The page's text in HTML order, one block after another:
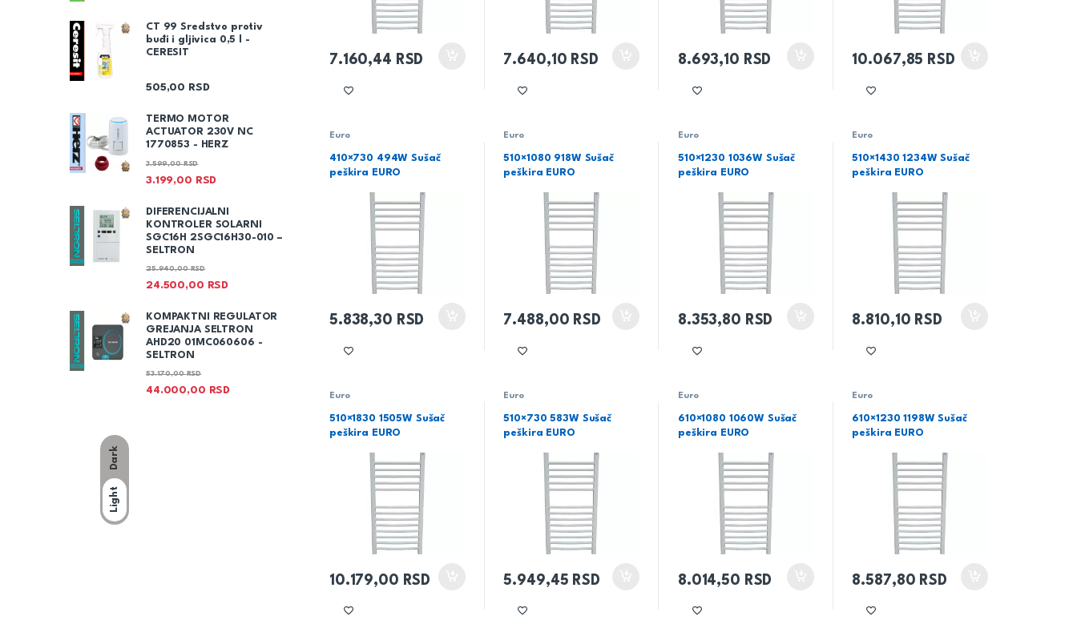
Dark
Light
7.160,44 RSD 7.640,10 RSD 8.693,10 RSD 10.067,85 RSD
Euro
410×730 494W Sušač
peškira EURO
5.838,30 RSD
Euro
510×1080 918W Sušač
peškira EURO
7.488,00 RSD
Euro
510×1230 1036W Sušač
peškira EURO
8.353,80 RSD
Euro
510×1430 1234W Sušač
peškira EURO
8.810,10 RSD
Euro
510×1830 1505W Sušač
peškira EURO
10.179,00 RSD
Euro
510×730 583W Sušač
peškira EURO
5.949,45 RSD
Euro
610×1080 1060W Sušač
peškira EURO
8.014,50 RSD
Euro
610×1230 1198W Sušač
peškira EURO
8.587,80 RSD
CT 99 Sredstvo protiv
buđi i gljivica 0,5 l -
CERESIT
505,00 RSD
TERMO MOTOR
ACTUATOR 230V NC
1770853 - HERZ
3.199,00 RSD
3.599,00RSD
DIFERENCIJALNI
KONTROLER SOLARNI
SGC16H 2SGC16H30-010 –
SELTRON
24.500,00 RSD
25.940,00RSD
KOMPAKTNI REGULATOR
GREJANJA SELTRON
AHD20 01MC060606 -
SELTRON
44.000,00 RSD
53.170,00RSD